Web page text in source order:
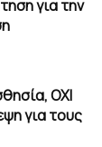
για την
ΟΧΙ
για τους